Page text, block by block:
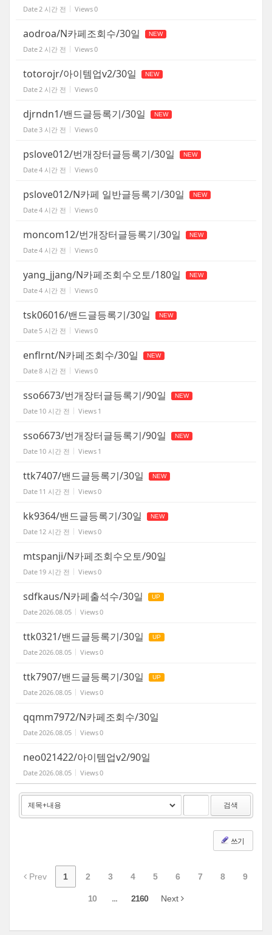
Date 2 시간 전 Views0
aodroa/N카페조회수/30일 NEW
Date 2 시간 전 Views0
totorojr/아이템업v2/30일 NEW
Date 2 시간 전 Views0
djrndn1/밴드글등록기/30일 NEW
Date 3 시간 전 Views0
pslove012/번개장터글등록기/30일 NEW
Date4 시간 전 Views0
pslove012/N카페 일반글등록기/30일 NEW
Date4 시간 전 Views0
moncom12/번개장터글등록기/30일 NEW
Date4 시간 전 Views0
yang_jjang/N카페조회수오토/180일 NEW
Date4 시간 전 Views0
tsk06016/밴드글등록기/30일 NEW
Date 5 시간 전 Views0
enflrnt/N카페조회수/30일 NEW
Date8 시간 전 Views0
sso6673/번개장터글등록기/90일 NEW
Date 10 시간 전 Views 1
sso6673/번개장터글등록기/90일 NEW
Date 10 시간 전 Views 1
ttk7407/밴드글등록기/30일 NEW
Date 11 시간 전 Views0
kk9364/밴드글등록기/30일 NEW
Date 12 시간 전 Views0
mtspanji/N카페조회수오토/90일
Date 19 시간 전 Views0
sdfkaus/N카페출석수/30일 UP
Date 2026.08.05 Views0
ttk0321/밴드글등록기/30일 UP
Date 2026.08.05 Views0
ttk7907/밴드글등록기/30일 UP
Date 2026.08.05 Views0
qqmm7972/N카페조회수/30일
Date 2026.08.05 Views0
neo021422/아이템업v2/90일
Date 2026.08.05 Views0
검색
쓰기
Prev 1 2 3 4 5 6 7 8 9
10 ... 2160 Next